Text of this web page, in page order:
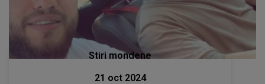
Stiri mondene
21 oct 2024